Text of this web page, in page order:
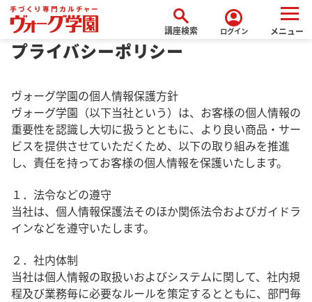
search
講座検索
account_circle
ログイン メニュー
全国トップ プライバシーポリシー
プライバシーポリシー
ヴォーグ学園の個人情報保護方針
ヴォーグ学園（以下当社という）は、お客様の個人情報の
重要性を認識し大切に扱うとともに、より良い商品・サー
ビスを提供させていただくため、以下の取り組みを推進
し、責任を持ってお客様の個人情報を保護いたします。
１．法令などの遵守
当社は、個人情報保護法そのほか関係法令およびガイドラ
インなどを遵守いたします。
２．社内体制
当社は個人情報の取扱いおよびシステムに関して、社内規
程及び業務毎に必要なルールを策定するとともに、部門毎